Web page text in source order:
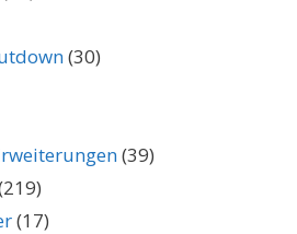
(30)
(39)
(17)